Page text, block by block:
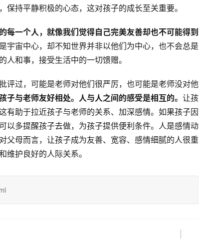
持平静积极的心态，这对孩子的成长至关重要。
一个人，就像我们觉得自己完美友善却也不可能得到
宇宙中心，却不知世界并非以他们为中心，也不会总是
和事，接受生活中的一切馈赠。
评过，可能是老师对他们很严厉，也可能是老师没对他
与老师友好相处。人与人之间的感受是相互的。 让孩
有助于拉近孩子与老师的关系、加深感情。如果孩子因
以多提醒孩子去做，为孩子提供便利条件。人是感情动
父母而言，让孩子成为友善、宽容、感情细腻的人很重
护良好的人际关系。